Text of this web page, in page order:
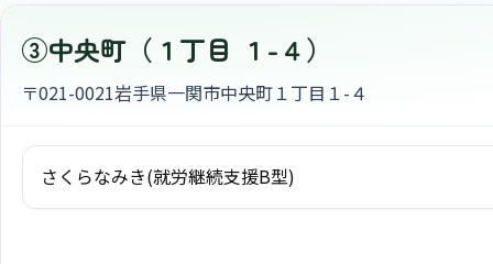
③中央町（１丁目 １-４）
〒021-0021岩手県一関市中央町１丁目１-４
さくらなみき(就労継続支援B型)